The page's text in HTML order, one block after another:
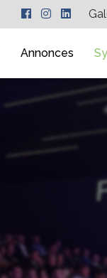
Annonces